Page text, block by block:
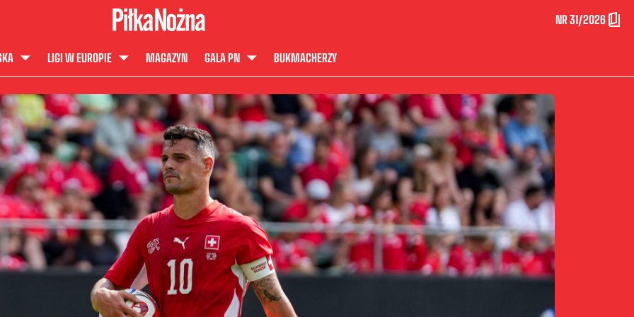
NR 31/2026
LIGI W EUROPIE MAGAZYN GALA PN BUKMACHERZY